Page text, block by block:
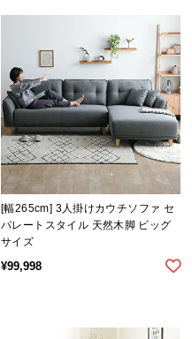
[幅265cm] 3人掛けカウチソファ セ
パレートスタイル 天然木脚 ビッグ
サイズ
¥99,998